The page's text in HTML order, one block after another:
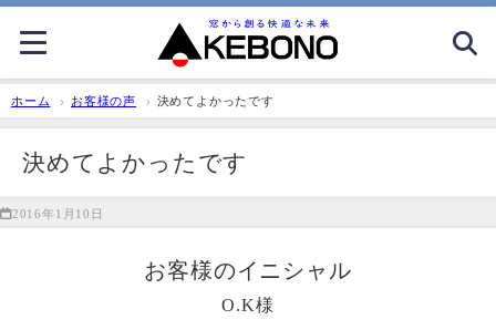
ホーム お客様の声 決めてよかったです
決めてよかったです
2016年1月10日
お客様のイニシャル
O.K様